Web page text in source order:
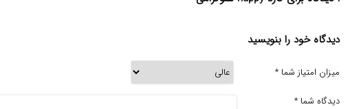
دیدگاه خود را بنویسید
میزان امتیاز شما *
دیدگاه شما *